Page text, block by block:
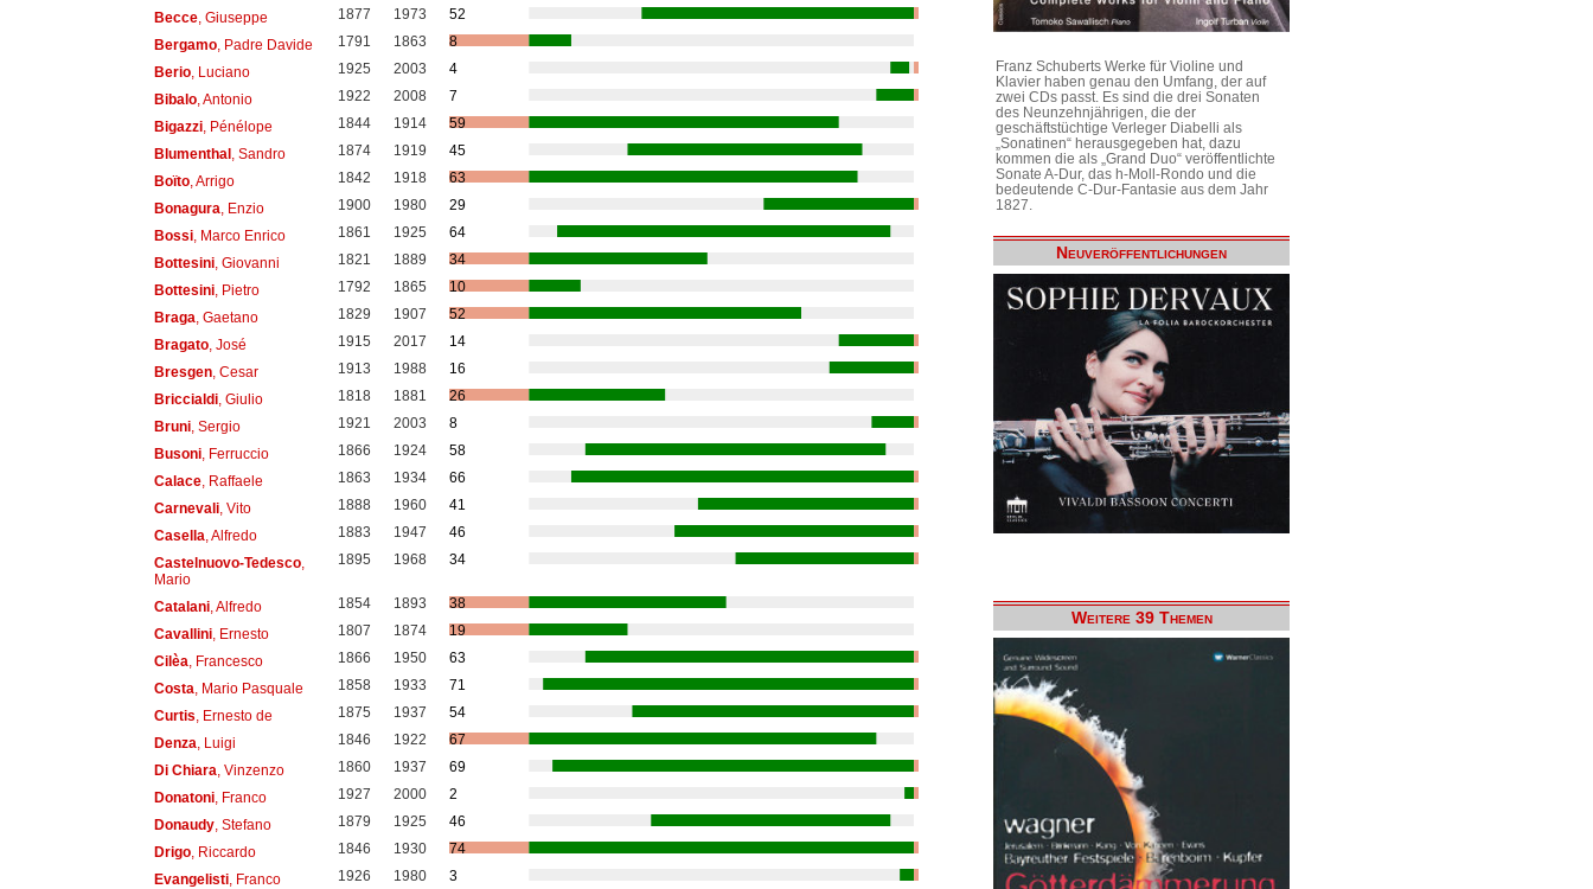
Becce, Giuseppe 1877 1973
52
Bergamo, Padre Davide 1791 1863
8
Berio, Luciano 1925 2003
4
Bibalo, Antonio 1922 2008
7
Bigazzi, Pénélope 1844 1914
59
Blumenthal, Sandro 1874 1919
45
Boïto, Arrigo 1842 1918
63
Bonagura , Enzio 1900 1980
29
Bossi, Marco Enrico 1861 1925
64
Bottesini, Giovanni 1821 1889
34
Bottesini, Pietro 1792 1865
10
Braga , Gaetano 1829 1907
52
Bragato, José 1915 2017
14
Bresgen, Cesar 1913 1988
16
Briccialdi, Giulio 1818 1881
26
Bruni, Sergio 1921 2003
8
Busoni, Ferruccio 1866 1924
58
Calace, Raffaele 1863 1934
66
Carnevali, Vito 1888 1960
41
Casella , Alfredo 1883 1947
46
Castelnuovo-Tedesco,
Mario
1895 1968 34
Catalani, Alfredo 1854 1893
38
Cavallini, Ernesto 1807 1874
19
Cilèa , Francesco 1866 1950
63
Costa , Mario Pasquale 1858 1933
71
Curtis , Ernesto de 1875 1937
54
Denza , Luigi 1846 1922
67
Di Chiara , Vinzenzo 1860 1937
69
Donatoni, Franco 1927 2000
2
Donaudy, Stefano 1879 1925
46
Drigo, Riccardo 1846 1930
74
Evangelisti, Franco 1926 1980
3
Franz Schuberts Werke für Violine und
Klavier haben genau den Umfang, der auf
zwei CDs passt. Es sind die drei Sonaten
des Neunzehnjährigen, die der
geschäftstüchtige Verleger Diabelli als
„Sonatinen“ herausgegeben hat, dazu
kommen die als „Grand Duo“ veröffentlichte
Sonate A-Dur, das h-Moll-Rondo und die
bedeutende C-Dur-Fantasie aus dem Jahr
1827.
Neuveröffentlichungen
Weitere 39 Themen